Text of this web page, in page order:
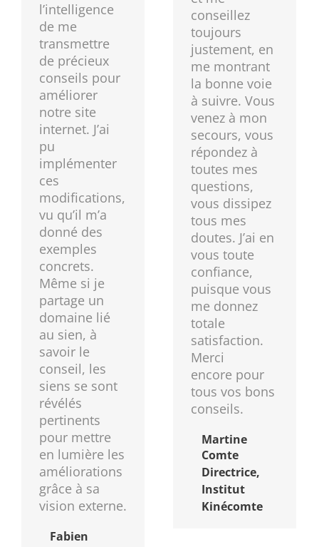
conseillez
toujours
justement, en
me montrant
la bonne voie
à suivre. Vous
venez à mon
secours, vous
répondez à
toutes mes
questions,
vous dissipez
tous mes
doutes. J’ai en
vous toute
confiance,
puisque vous
me donnez
totale
satisfaction.
Merci
encore pour
tous vos bons
conseils.
Martine
Comte
Directrice,
Institut
Kinécomte
l’intelligence
de me
transmettre
de précieux
conseils pour
améliorer
notre site
internet. J’ai
pu
implémenter
ces
modifications,
vu qu’il m’a
donné des
exemples
concrets.
Même si je
partage un
domaine lié
au sien, à
savoir le
conseil, les
siens se sont
révélés
pertinents
pour mettre
en lumière les
améliorations
grâce à sa
vision externe.
Fabien